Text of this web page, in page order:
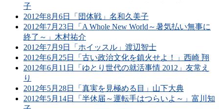
子
2012年8月6日「団体戦」名和久美子
2012年7月23日「A Whole New World～暑気払い無事に
終了～」木村祐介
2012年7月9日「ホイッスル」渡辺智士
2012年6月25日「古い政治文化を鎮火せよ！」西崎 翔
2012年6月11日「ゆとり世代の就活事情 2012」友常え
り
2012年5月28日「真実を見極める目」山下大典
2012年5月14日「半休届～運転手はつらいよ～」富川知